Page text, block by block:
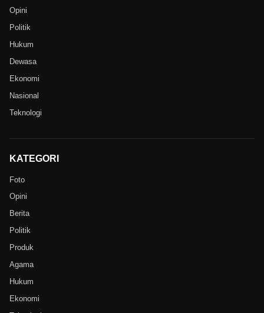
Opini
Politik
Hukum
Dewasa
Ekonomi
Nasional
Teknologi
KATEGORI
Foto
Opini
Berita
Politik
Produk
Agama
Hukum
Ekonomi